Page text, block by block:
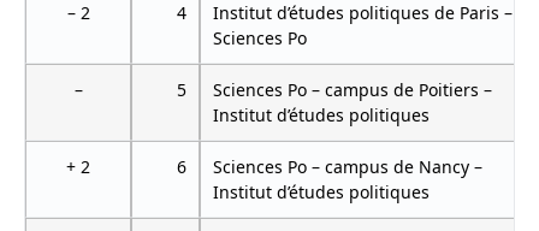
– 2 4
Institut d’études politiques de Paris –
Sciences Po
– 5
Sciences Po – campus de Poitiers –
Institut d’études politiques
+ 2 6
Sciences Po – campus de Nancy –
Institut d’études politiques